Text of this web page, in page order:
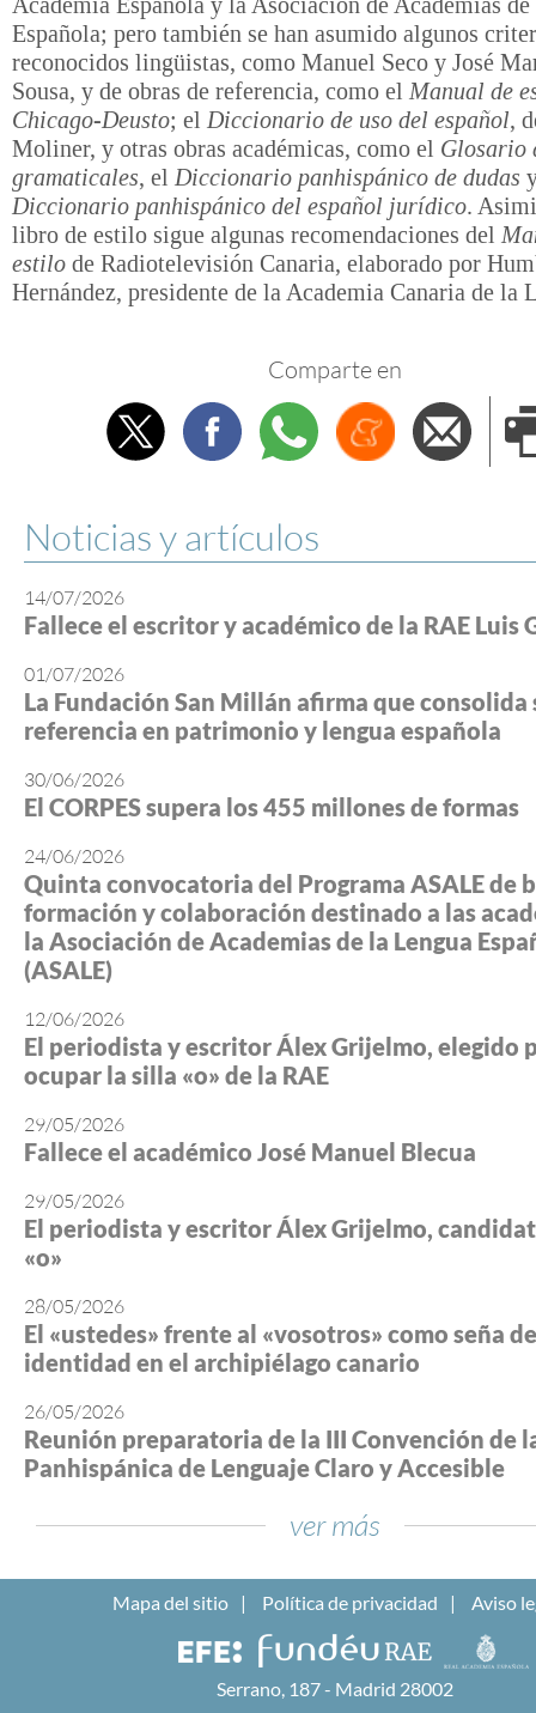
Española; pero también se han asumido algunos
reconocidos lingüistas, como Manuel Seco y José
Sousa, y de obras de referencia, como el Manual de
Chicago-Deusto; el Diccionario de uso del español,
Moliner, y otras obras académicas, como el Glosario
gramaticales, el Diccionario panhispánico de dudas
Diccionario panhispánico del español jurídico.
libro de estilo sigue algunas recomendaciones del
estilo de Radiotelevisión Canaria, elaborado por
Hernández, presidente de la Academia Canaria de la
Comparte en
TwitterFacebookWhatsappMenéame
Noticias y artículos
14/07/2026
Fallece el escritor y académico de la RAE Luis
01/07/2026
La Fundación San Millán afirma que consolida
referencia en patrimonio y lengua española
30/06/2026
El CORPES supera los 455 millones de formas
24/06/2026
Quinta convocatoria del Programa ASALE de
formación y colaboración destinado a las
la Asociación de Academias de la Lengua
(ASALE)
12/06/2026
El periodista y escritor Álex Grijelmo, elegido
ocupar la silla «o» de la RAE
29/05/2026
Fallece el académico José Manuel Blecua
29/05/2026
El periodista y escritor Álex Grijelmo,
«o»
28/05/2026
El «ustedes» frente al «vosotros» como seña de
identidad en el archipiélago canario
26/05/2026
Reunión preparatoria de la III Convención de
Panhispánica de Lenguaje Claro y Accesible
ver más
Mapa del sitio Política de privacidad Aviso
Serrano, 187 - Madrid 28002